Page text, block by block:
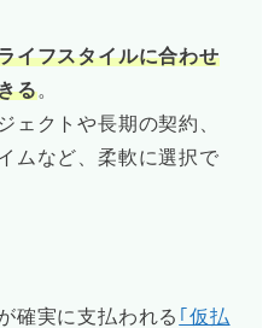
イフスタイルに合わせ
る。
ェクトや長期の契約、
ムなど、柔軟に選択で
確実に支払われる ｢仮払